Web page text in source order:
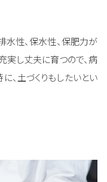
水性、保水性、保肥力が
実し丈夫に育つので、病
、土づくりもしたいとい